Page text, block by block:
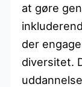
at gøre
der
diversitet.